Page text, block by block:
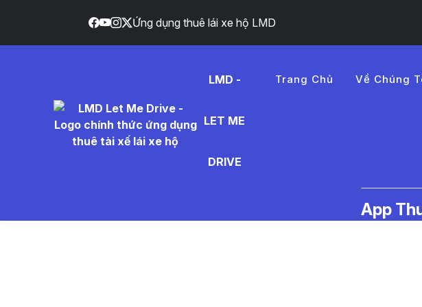
Ứng dụng thuê lái xe hộ LMD
LMD -
LET ME
DRIVE
Trang Chủ Về Chúng
App
Tin Tức Thuê Tài